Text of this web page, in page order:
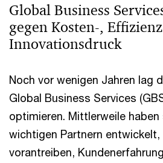
Global Business
gegen Kosten-,
Innovationsdruck
Noch vor wenigen Jahren lag
Global Business Services
optimieren. Mittlerweile haben
wichtigen Partnern entwickelt,
vorantreiben,